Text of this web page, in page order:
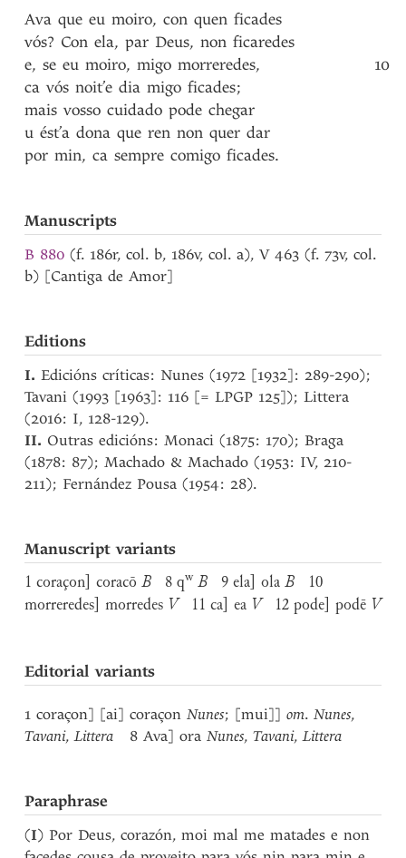
Ava que eu moiro, con quen ficades
vós? Con ela, par Deus, non ficaredes
e, se eu moiro, migo morreredes,
ca vós noit’e dia migo ficades;
mais vosso cuidado pode chegar
u ést’a dona que ren non quer dar
por min, ca sempre comigo ficades.
10
Manuscripts
B 880 (f. 186r, col. b, 186v, col. a), V 463 (f. 73v, col.
b) [Cantiga de Amor]
Editions
I.Edicións críticas: Nunes (1972 [1932]: 289-290);
Tavani (1993 [1963]: 116 [= LPGP 125]); Littera
(2016: I, 128-129).
II. Outras edicións: Monaci (1875: 170); Braga
(1878: 87); Machado & Machado (1953: IV, 210-
211); Fernández Pousa (1954: 28).
Manuscript variants
1 coraçon] coracōB 8 qw B 9 ela] olaB 10
morreredes] morredes V 11 ca] ea V 12 pode] podē V
Editorial variants
1 coraçon] [ai] coraçonNunes; [mui]]om.Nunes,
Tavani,Littera 8 Ava] oraNunes,Tavani,Littera
Paraphrase
(I) Por Deus, corazón, moi mal me matades e non